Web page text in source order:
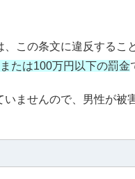
この条文に違反するこ
たは100万円以下の罰金
ませんので、男性が被